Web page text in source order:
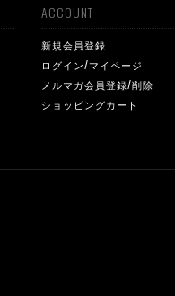
ACCOUNT
新規会員登録
ログイン/マイページ
メルマガ会員登録/削除
ショッピングカート